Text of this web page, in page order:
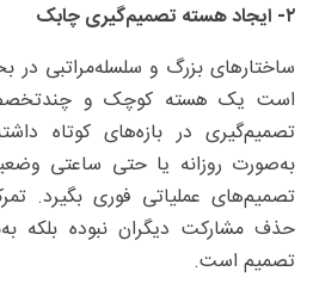
۲- ایجاد هسته تصمیم‌گیری چابک
ساختارهای بزرگ و سلسله‌مراتبی در
است یک هسته کوچک و
تصمیم‌گیری در بازه‌های کوتاه
به‌صورت روزانه یا حتی ساعتی
تصمیم‌های عملیاتی فوری بگیرد.
حذف مشارکت دیگران نبوده بلکه
تصمیم است.